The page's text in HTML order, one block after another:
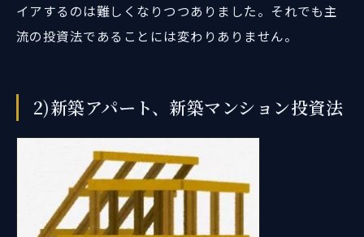
イアするのは難しくなりつつありました。それでも主
流の投資法であることには変わりありません。
2)新築アパート、新築マンション投資法